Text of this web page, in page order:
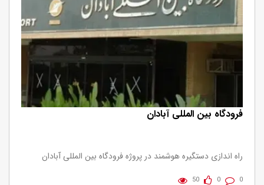
فرودگاه بین المللی آبادان
راه اندازی دستگیره هوشمند در پروژه فرودگاه بین المللی آبادان
50 0 0